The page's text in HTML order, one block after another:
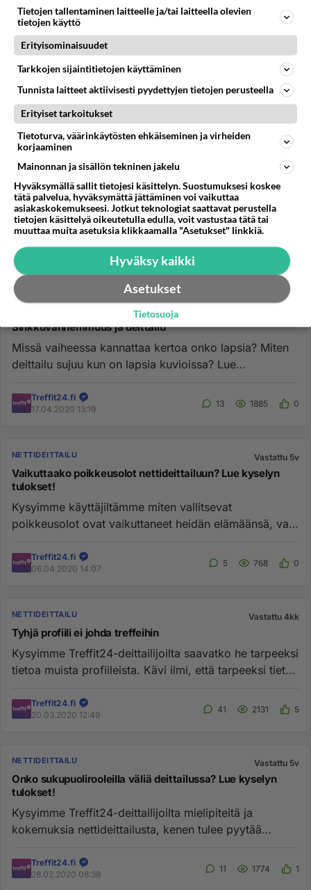
NETTIDEITTAILU Vastattu 5v
Perinteinen parisuhde ei sovi kaikille
Etäsuhde, vapaa suhde... vaan mikä on unicorn?
Elämäntilanteesta tai omasta halusta johtuen
perinteinen parisuhdemalli e...
Treffit24.fi
06.05.2020 10:28
NETTIDEITTAILU Ei vastauksia
Sinkkuvanhempien treffi-ideat
Asiaa sinkkuvanhemmuudesta, korona-ajan
rakkaudesta ja ideoita sinkkuvanhempien
treffipaikoiksi koottuna täällä https://...
Sinkkuvanhemmuus ja deittailu
Missä vaiheessa kannattaa kertoa onko lapsia? Miten
deittailu sujuu kun on lapsia kuvioissa? Lue
Treffit24.fi
17.04.2020 13:19
13 1885 0
NETTIDEITTAILU Vastattu 5v
Vaikuttaako poikkeusolot nettideittailuun? Lue kyselyn
tulokset!
Kysyimme käyttäjiltämme miten vallitsevat
poikkeusolot ovat vaikuttaneet heidän elämäänsä, vai
Treffit24.fi
06.04.2020 14:07
5 768 0
NETTIDEITTAILU Vastattu 4kk
Tyhjä profiili ei johda treffeihin
Kysyimme Treffit24-deittailijoilta saavatko he tarpeeksi
tietoa muista profiileista. Kävi ilmi, että tarpeeksi tietoa
Treffit24.fi
20.03.2020 12:49
41 2131 5
NETTIDEITTAILU Vastattu 5v
Onko sukupuolirooleilla väliä deittailussa? Lue kyselyn
tulokset!
Kysyimme Treffit24-deittailijoilta mielipiteitä ja
kokemuksia nettideittailusta, kenen tulee pyytää
Treffit24.fi
28.02.2020 08:38
11 1774 1
Tietojen tallentaminen laitteelle ja/tai laitteella olevien
tietojen käyttö
Erityisominaisuudet
Tarkkojen sijaintitietojen käyttäminen
Tunnista laitteet aktiivisesti pyydettyjen tietojen perusteella
Erityiset tarkoitukset
Tietoturva, väärinkäytösten ehkäiseminen ja virheiden
korjaaminen
Mainonnan ja sisällön tekninen jakelu
Hyväksymällä sallit tietojesi käsittelyn. Suostumuksesi koskee
tätä palvelua, hyväksymättä jättäminen voi vaikuttaa
asiakaskokemukseesi. Jotkut teknologiat saattavat perustella
tietojen käsittelyä oikeutetulla edulla, voit vastustaa tätä tai
muuttaa muita asetuksia klikkaamalla "Asetukset" linkkiä.
Hyväksy kaikki
Asetukset
Tietosuoja